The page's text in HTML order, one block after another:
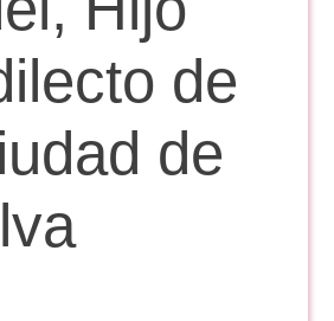
de
de